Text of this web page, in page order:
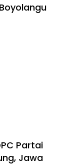
Partai
Jawa